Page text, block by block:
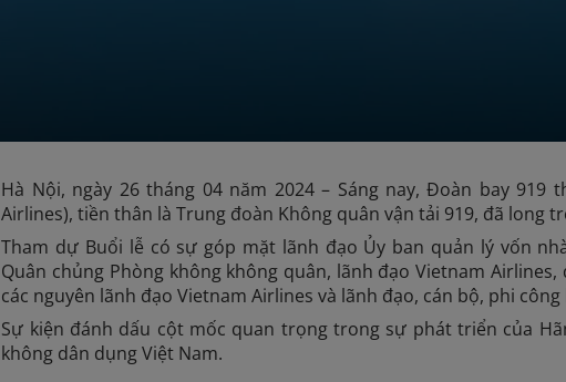
Hà Nội, ngày 26 tháng 04 năm 2024 – Sáng nay, Đoàn bay 919
Airlines), tiền thân là Trung đoàn Không quân vận tải 919, đã long
Tham dự Buổi lễ có sự góp mặt lãnh đạo Ủy ban quản lý vốn
Quân chủng Phòng không không quân, lãnh đạo Vietnam
các nguyên lãnh đạo Vietnam Airlines và lãnh đạo, cán bộ, phi
Sự kiện đánh dấu cột mốc quan trọng trong sự phát triển của
không dân dụng Việt Nam.